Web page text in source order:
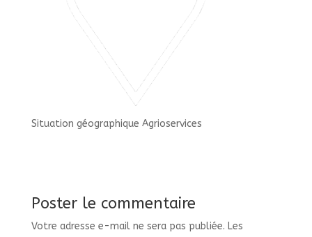
Situation géographique Agrioservices
Poster le commentaire
Votre adresse e-mail ne sera pas publiée. Les